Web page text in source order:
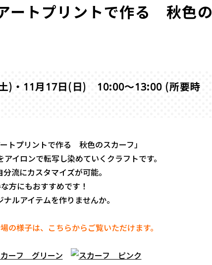
ートプリントで作る 秋色の
)・11月17日(日) 10:00～13:00 (所要時
イロンで転写し染めていくクラフトです。
流にカスタマイズが可能。
方にもおすすめです！
ルアイテムを作りませんか。
の様子は、こちらからご覧いただけます。